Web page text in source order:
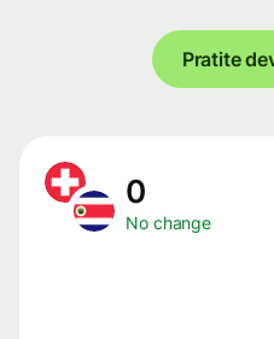
Pratite
0
No change